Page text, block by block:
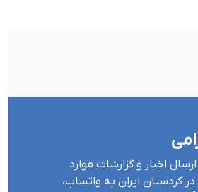
اخبار و گزارشات موارد
کردستان ایران بە واتساپ،